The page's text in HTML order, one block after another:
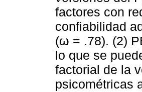
factores con
confiabilidad
(ω = .78). (2)
lo que se
factorial de la
psicométricas